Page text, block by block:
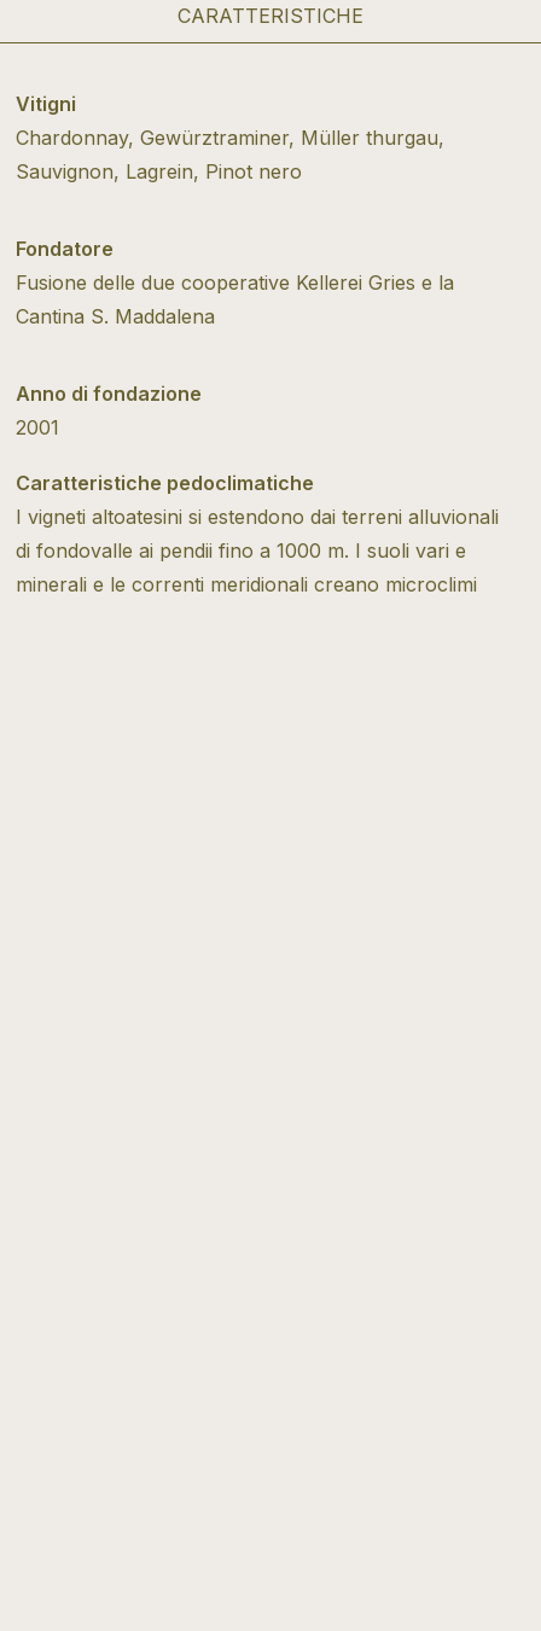
CARATTERISTICHE
Vitigni
Chardonnay, Gewürztraminer, Müller thurgau,
Sauvignon, Lagrein, Pinot nero
Fondatore
Fusione delle due cooperative Kellerei Gries e la
Cantina S. Maddalena
Anno di fondazione
2001
Caratteristiche pedoclimatiche
I vigneti altoatesini si estendono dai terreni alluvionali
di fondovalle ai pendii fino a 1000 m. I suoli vari e
minerali e le correnti meridionali creano microclimi